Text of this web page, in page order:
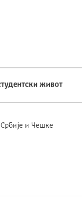
живот
и Чешке